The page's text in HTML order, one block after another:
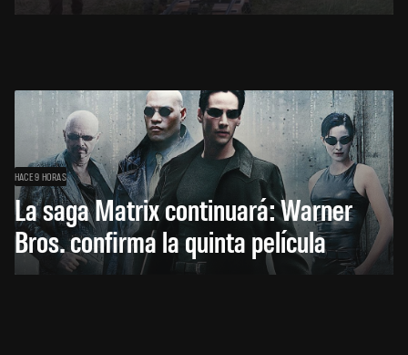
HACE 9 HORAS
La saga Matrix continuará: Warner
Bros. confirma la quinta película